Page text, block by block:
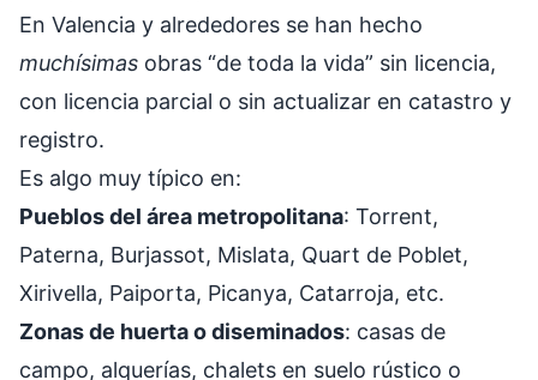
En Valencia y alrededores se han hecho
muchísimas obras “de toda la vida” sin licencia,
con licencia parcial o sin actualizar en catastro y
registro.
Es algo muy típico en:
Pueblos del área metropolitana: Torrent,
Paterna, Burjassot, Mislata, Quart de Poblet,
Xirivella, Paiporta, Picanya, Catarroja, etc.
Zonas de huerta o diseminados: casas de
campo, alquerías, chalets en suelo rústico o